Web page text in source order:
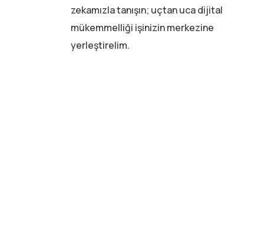
zekamızla tanışın; uçtan uca dijital
mükemmelliği işinizin merkezine
yerleştirelim.